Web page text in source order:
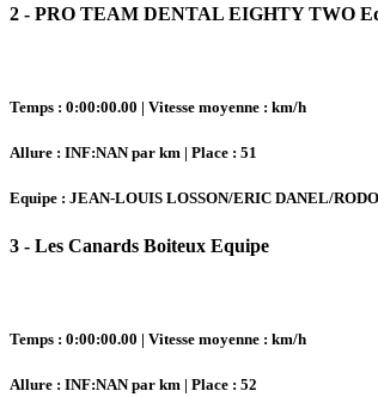
2 - PRO TEAM DENTAL EIGHTY TWO
Temps : 0:00:00.00 | Vitesse moyenne : km/h
Allure : INF:NAN par km | Place : 51
Equipe : JEAN-LOUIS LOSSON/ERIC DANEL/
3 - Les Canards Boiteux Equipe
Temps : 0:00:00.00 | Vitesse moyenne : km/h
Allure : INF:NAN par km | Place : 52